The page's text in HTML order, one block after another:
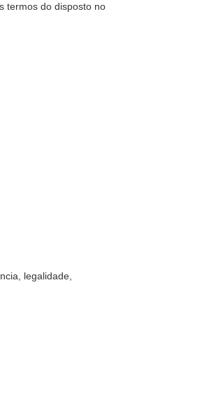
termos do disposto no
legalidade,